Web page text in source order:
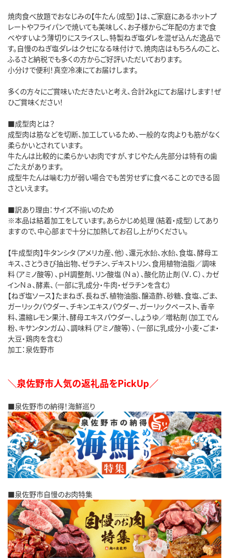
焼肉食べ放題でおなじみの【牛たん（成型）】は、ご家庭にあるホットプ
レートやフライパンで焼いても美味しく、お子様からご年配の方まで食
べやすいよう薄切りにスライスし、特製ねぎ塩ダレを混ぜ込んだ逸品で
す。自慢のねぎ塩ダレはクセになる味付けで、焼肉店はもちろんのこと、
ふるさと納税でも多くの方からご好評いただいております。
小分けで便利！真空冷凍にてお届けします。
多くの方々にご賞味いただきたいと考え、合計2kgにてお届けします！ぜ
ひご賞味ください！
■成型肉とは？
成型肉は筋などを切断、加工しているため、一般的な肉よりも筋がなく
柔らかいとされています。
牛たんは比較的に柔らかいお肉ですが、すじやたん先部分は特有の歯
ごたえがあります。
成型牛たんは噛む力が弱い場合でも苦労せずに食べることのできる固
さといえます。
■訳あり理由：サイズ不揃いのため
※本品は結着加工をしています。あらかじめ処理（結着・成型）してあり
ますので、中心部まで十分に加熱してお召し上がりください。
【牛成型肉】牛タンシタ（アメリカ産、他）、還元水飴、水飴、食塩、酵母エ
キス、さとうきび抽出物、ゼラチン、デキストリン、食用植物油脂／調味
料（アミノ酸等）、ｐＨ調整剤、リン酸塩（Ｎａ）、酸化防止剤（Ｖ．Ｃ）、カゼ
インＮａ、酵素、（一部に乳成分・牛肉・ゼラチンを含む）
【ねぎ塩ソース】たまねぎ、長ねぎ、植物油脂、醸造酢、砂糖、食塩、ごま、
ガーリックパウダー、チキンエキスパウダー、ガーリックペースト、香辛
料、濃縮レモン果汁、酵母エキスパウダー、しょうゆ／増粘剤（加工でん
粉、キサンタンガム）、調味料（アミノ酸等）、（一部に乳成分・小麦・ごま・
大豆・鶏肉を含む）
加工：泉佐野市
＼泉佐野市人気の返礼品をPickUp／
■泉佐野市の納得！海鮮巡り
■泉佐野市自慢のお肉特集